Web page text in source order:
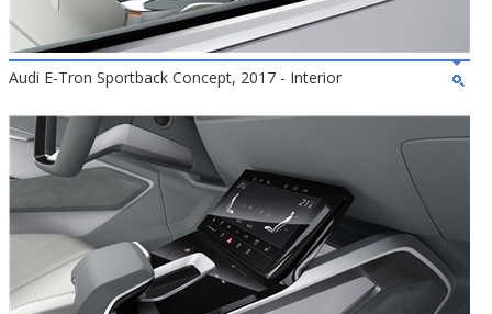
Audi E-Tron Sportback Concept, 2017 - Interior